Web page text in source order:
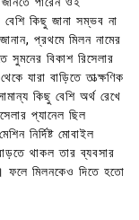
বেশি কিছু জানা সম্ভব না
প্রথমে মিলন নামের
সুমনের বিকাশ রিসেলার
যারা বাড়িতে তাত্ক্ষণিক
কিছু বেশি অর্থ রেখে
প্যানেল ছিল
নির্দিষ্ট মোবাইল
থাকল তার ব্যবসার
ফলে মিলনকেও দিতে হতো